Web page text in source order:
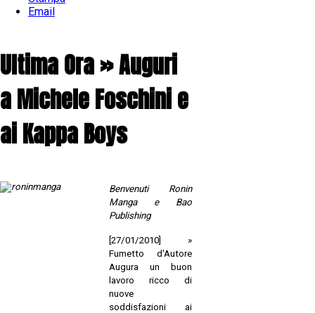
Email
Ultima Ora » Auguri
a Michele Foschini e
ai Kappa Boys
Benvenuti Ronin
Manga e Bao
Publishing
[27/01/2010] »
Fumetto d'Autore
Augura un buon
lavoro ricco di
nuove
soddisfazioni ai